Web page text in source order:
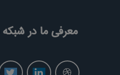
معرفی ما در